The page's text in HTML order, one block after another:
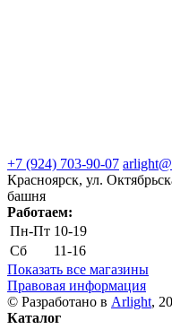
+7 (924) 703-90-07
Красноярск, ул.
башня
Работаем:
Пн-Пт 10-19
Сб
11-16
Показать все магазины
Правовая информация
© Разработано в Arlight,
Каталог